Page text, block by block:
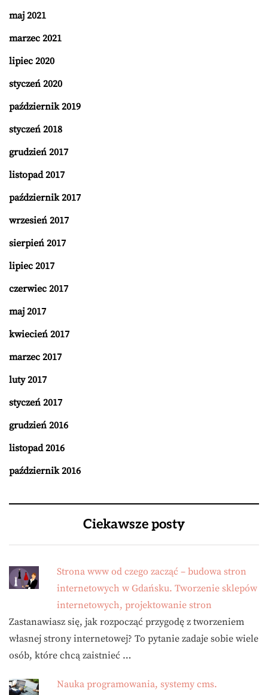
maj 2021
marzec 2021
lipiec 2020
styczeń 2020
październik 2019
styczeń 2018
grudzień 2017
listopad 2017
październik 2017
wrzesień 2017
sierpień 2017
lipiec 2017
czerwiec 2017
maj 2017
kwiecień 2017
marzec 2017
luty 2017
styczeń 2017
grudzień 2016
listopad 2016
październik 2016
Ciekawsze posty
Strona www od czego zacząć – budowa stron
internetowych w Gdańsku. Tworzenie sklepów
internetowych, projektowanie stron
Zastanawiasz się, jak rozpocząć przygodę z tworzeniem
własnej strony internetowej? To pytanie zadaje sobie wiele
osób, które chcą zaistnieć …
Nauka programowania, systemy cms.